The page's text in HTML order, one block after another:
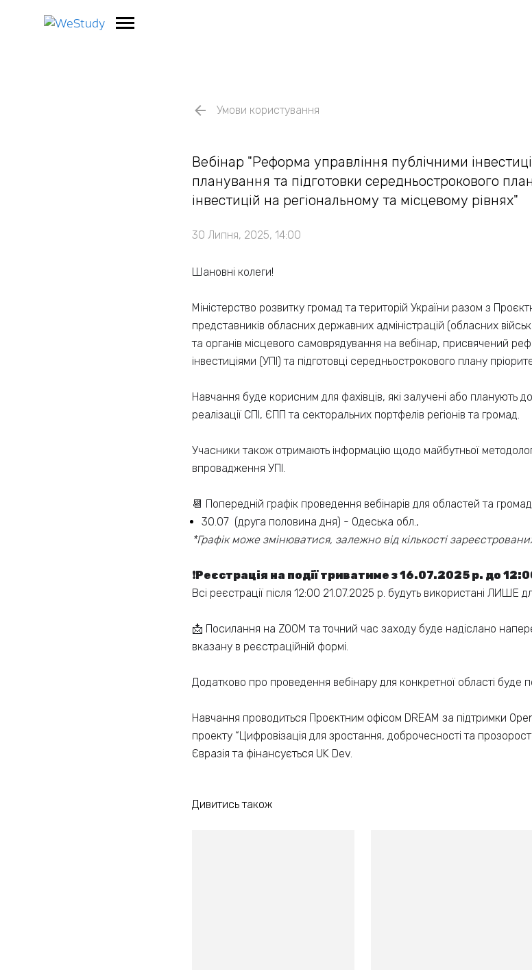
Умови користування
Вебінар "Реформа управління публічними
планування та підготовки середньострокового
інвестицій на регіональному та місцевому рівнях"
30 Липня, 2025, 14:00
Шановні колеги!
Міністерство розвитку громад та територій України разом з
представників обласних державних адміністрацій (обласних
та органів місцевого самоврядування на вебінар, присвячений
інвестиціями (УПІ) та підготовці середньострокового плану
Навчання буде корисним для фахівців, які залучені або планують
реалізації СПІ, ЄПП та секторальних портфелів регіонів та громад.
Учасники також отримають інформацію щодо майбутньої
впровадження УПІ.
📆 Попередній графік проведення вебінарів для областей та
30.07 (друга половина дня) - Одеська обл.,
*Графік може змінюватися, залежно від кількості
❗Реєстрація на події триватиме з 16.07.2025 р. до
Всі реєстрації після 12:00 21.07.2025 р. будуть використані ЛИШЕ
📩 Посилання на ZOOM та точний час заходу буде надіслано
вказану в реєстраційній формі.
Додатково про проведення вебінару для конкретної області буде
Навчання проводиться Проєктним офісом DREAM за підтримки
проекту “Цифровізація для зростання, доброчесності та
Євразія та фінансується UK Dev.
Дивитись також